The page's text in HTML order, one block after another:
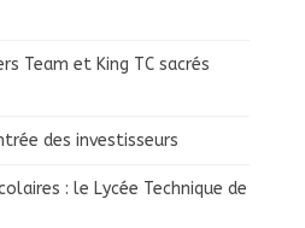
Team et King TC sacrés
des investisseurs
: le Lycée Technique de